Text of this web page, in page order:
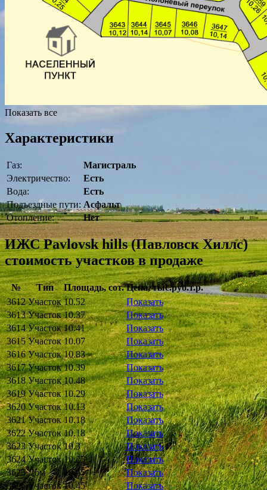
Показать все
Характеристики
Газ:
Магистраль
Электричество:
Есть
Вода:
Есть
Подъездные пути: Асфальт
Отопление:
Нет
ИЖС Pavlovsk hills (Павловск Хиллс)
стоимость участков в продаже
№ Тип Площадь, сот. Цена,тыс.руб.т.р.
3612 Участок 10.52
Показать
3613 Участок 10.37
Показать
3614 Участок 10.41
Показать
3615 Участок 10.07
Показать
3616 Участок 10.83
Показать
3617 Участок 10.39
Показать
3618 Участок 10.48
Показать
3619 Участок 10.29
Показать
3620 Участок 10.13
Показать
3621 Участок 10.18
Показать
3622 Участок 10.18
Показать
3623 Участок 10.3
Показать
3624 Участок 10.25
Показать
3625 Дом 10.65
Показать
3626 Участок 10.45 Показать